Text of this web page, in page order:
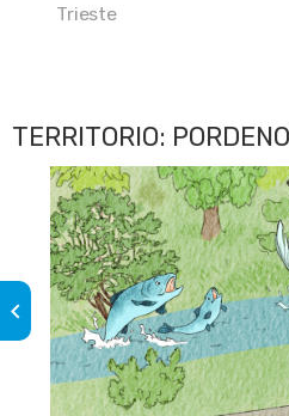
Trieste
TERRITORIO:
keyboard_arrow_left